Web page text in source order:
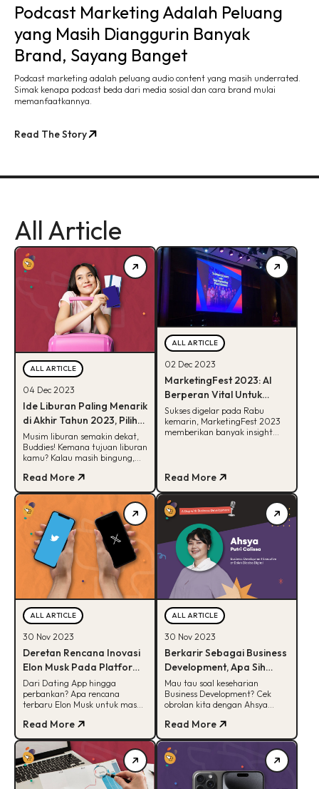
Podcast Marketing Adalah Peluang
yang Masih Dianggurin Banyak
Brand, Sayang Banget
Podcast marketing adalah peluang audio content yang masih underrated.
Simak kenapa podcast beda dari media sosial dan cara brand mulai
memanfaatkannya.
Read The Story
All Article
ALL ARTICLE
04 Dec 2023
Ide Liburan Paling Menarik
di Akhir Tahun 2023, Pilih
Mana?
Musim liburan semakin dekat,
Buddies! Kemana tujuan liburan
kamu? Kalau masih bingung,
kita di artikel ini!
Read More
ALL ARTICLE
02 Dec 2023
MarketingFest 2023: AI
Berperan Vital Untuk
Digital Marketing 2024
Sukses digelar pada Rabu
kemarin, MarketingFest 2023
memberikan banyak insight
Read More
ALL ARTICLE
30 Nov 2023
Deretan Rencana Inovasi
Elon Musk Pada Platform
X, Bisa Tebak?
Dari Dating App hingga
perbankan? Apa rencana
terbaru Elon Musk untuk masa
pembahasan menarik
mengenai Transformasi X!
Read More
ALL ARTICLE
30 Nov 2023
Berkarir Sebagai Business
Development, Apa Sih
yang Bikin Seru?
Mau tau soal keseharian
Business Development? Cek
obrolan kita dengan Ahsya
Development Executive di BDD!
Read More